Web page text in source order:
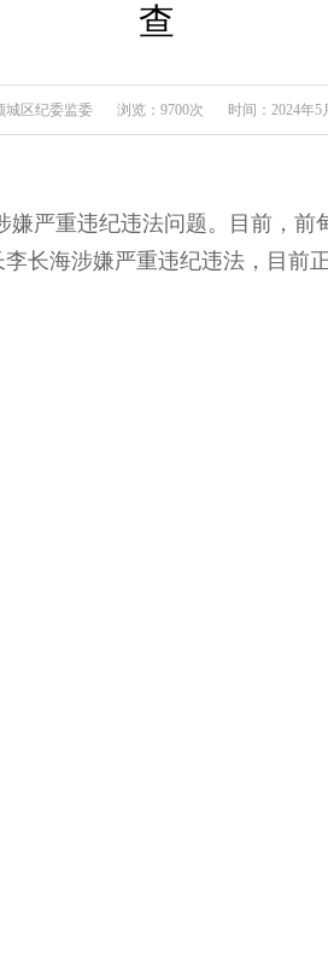
查
城区纪委监委 浏览：9700次 时间：2024年5
严重违纪违法问题。目前，
长海涉嫌严重违纪违法，目前